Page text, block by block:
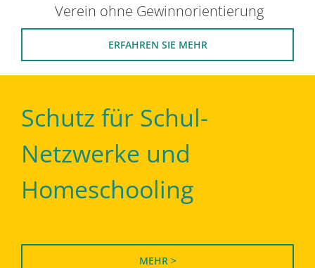
Verein ohne Gewinnorientierung
ERFAHREN SIE MEHR
Schutz für Schul-
Netzwerke und
Homeschooling
MEHR >